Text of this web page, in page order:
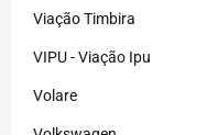
Viação Timbira
VIPU - Viação Ipu
Volare